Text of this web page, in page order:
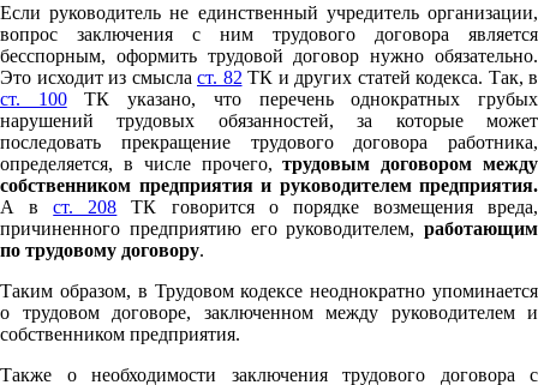
Если руководитель не единственный учредитель организации,
вопрос заключения с ним трудового договора является
бесспорным, оформить трудовой договор нужно обязательно.
Это исходит из смысла ст. 82 ТК и других статей кодекса. Так, в
ст. 100ТК указано, что перечень однократных грубых
нарушений трудовых обязанностей, за которые может
последовать прекращение трудового договора работника,
определяется, в числе прочего,трудовым договором между
собственником предприятия и руководителем предприятия.
А вст. 208 ТК говорится о порядке возмещения вреда,
причиненного предприятию его руководителем, работающим
по трудовому договору.
Таким образом, в Трудовом кодексе неоднократно упоминается
о трудовом договоре, заключенном между руководителем и
собственником предприятия.
Также о необходимости заключения трудового договора с